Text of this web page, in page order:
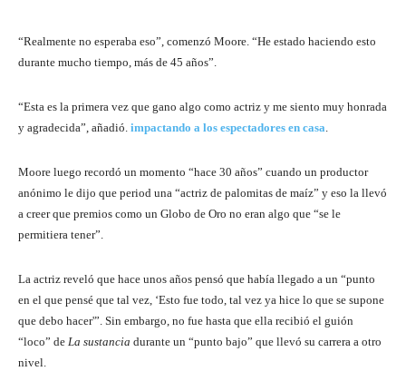
“Realmente no esperaba eso”, comenzó Moore. “He estado haciendo esto
durante mucho tiempo, más de 45 años”.
“Esta es la primera vez que gano algo como actriz y me siento muy honrada
y agradecida”, añadió. impactando a los espectadores en casa.
Moore luego recordó un momento “hace 30 años” cuando un productor
anónimo le dijo que period una “actriz de palomitas de maíz” y eso la llevó
a creer que premios como un Globo de Oro no eran algo que “se le
permitiera tener”.
La actriz reveló que hace unos años pensó que había llegado a un “punto
en el que pensé que tal vez, ‘Esto fue todo, tal vez ya hice lo que se supone
que debo hacer'”. Sin embargo, no fue hasta que ella recibió el guión
“loco” de La sustancia durante un “punto bajo” que llevó su carrera a otro
nivel.